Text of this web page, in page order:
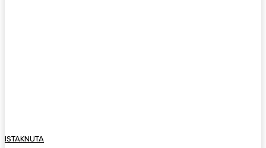
ISTAKNUTA